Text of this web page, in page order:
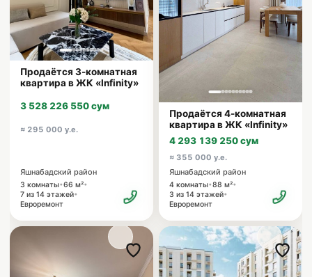
Продаётся 3-комнатная
квартира в ЖК «Infinity»
3 528 226 550 сум
≈ 295 000 у.е.
Яшнабадский район
3 комнаты•66 м²•
7 из 14 этажей•
Евроремонт
Продаётся 4-комнатная
квартира в ЖК «Infinity»
4 293 139 250 сум
≈ 355 000 у.е.
Яшнабадский район
4 комнаты•88 м²•
3 из 14 этажей•
Евроремонт